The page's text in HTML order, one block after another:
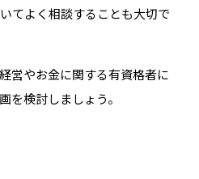
てよく相談することも大切で
営やお金に関する有資格者に
を検討しましょう。